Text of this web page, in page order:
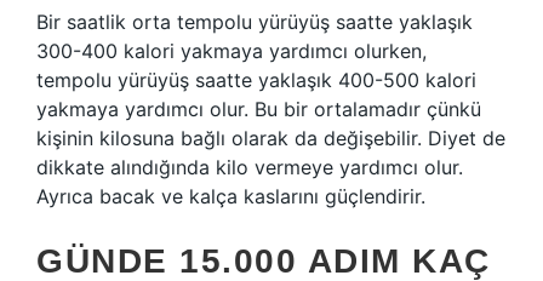
Bir saatlik orta tempolu yürüyüş saatte yaklaşık
300-400 kalori yakmaya yardımcı olurken,
tempolu yürüyüş saatte yaklaşık 400-500 kalori
yakmaya yardımcı olur. Bu bir ortalamadır çünkü
kişinin kilosuna bağlı olarak da değişebilir. Diyet de
dikkate alındığında kilo vermeye yardımcı olur.
Ayrıca bacak ve kalça kaslarını güçlendirir.
GÜNDE 15.000 ADIM KAÇ